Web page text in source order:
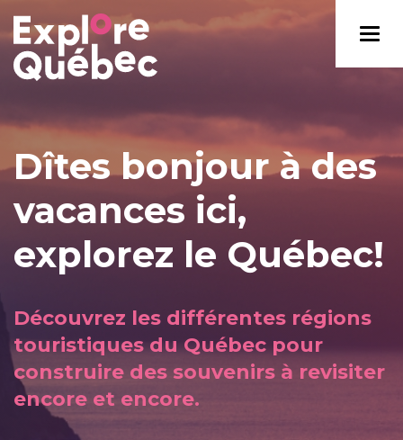
Dîtes bonjour à des
vacances ici,
explorez le Québec!
Découvrez les différentes régions
touristiques du Québec pour
construire des souvenirs à revisiter
encore et encore.